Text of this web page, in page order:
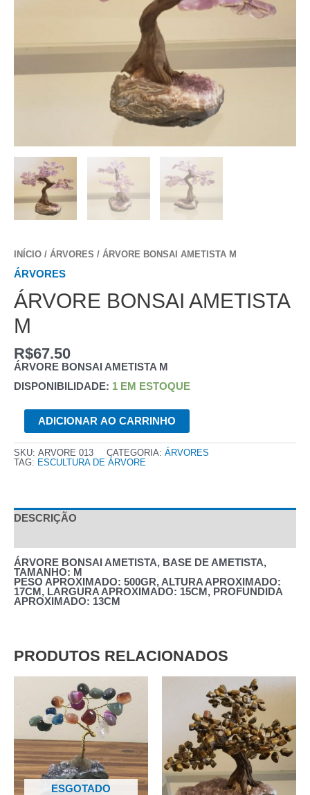
INÍCIO / ÁRVORES / ÁRVORE BONSAI AMETISTA M
ÁRVORES
ÁRVORE BONSAI AMETISTA
M
R$67.50
ÁRVORE BONSAI AMETISTA M
DISPONIBILIDADE: 1 EM ESTOQUE
ÁRVORE
BONSAI
AMETISTA
M
QUANTIDADE
ADICIONAR AO CARRINHO
SKU: ARVORE 013 CATEGORIA: ÁRVORES
TAG: ESCULTURA DE ÁRVORE
DESCRIÇÃO
ÁRVORE BONSAI AMETISTA, BASE DE AMETISTA,
TAMANHO: M
PESO APROXIMADO: 500GR, ALTURA APROXIMADO:
17CM, LARGURA APROXIMADO: 15CM, PROFUNDIDA
APROXIMADO: 13CM
PRODUTOS RELACIONADOS
ESGOTADO